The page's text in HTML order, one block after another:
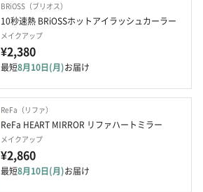
BRiOSS（ブリオス）
10秒速熱 BRiOSSホットアイラッシュカーラー
メイクアップ
¥2,380
最短8月10日(月)お届け
ReFa（リファ）
ReFa HEART MIRROR リファハートミラー
メイクアップ
¥2,860
最短8月10日(月)お届け